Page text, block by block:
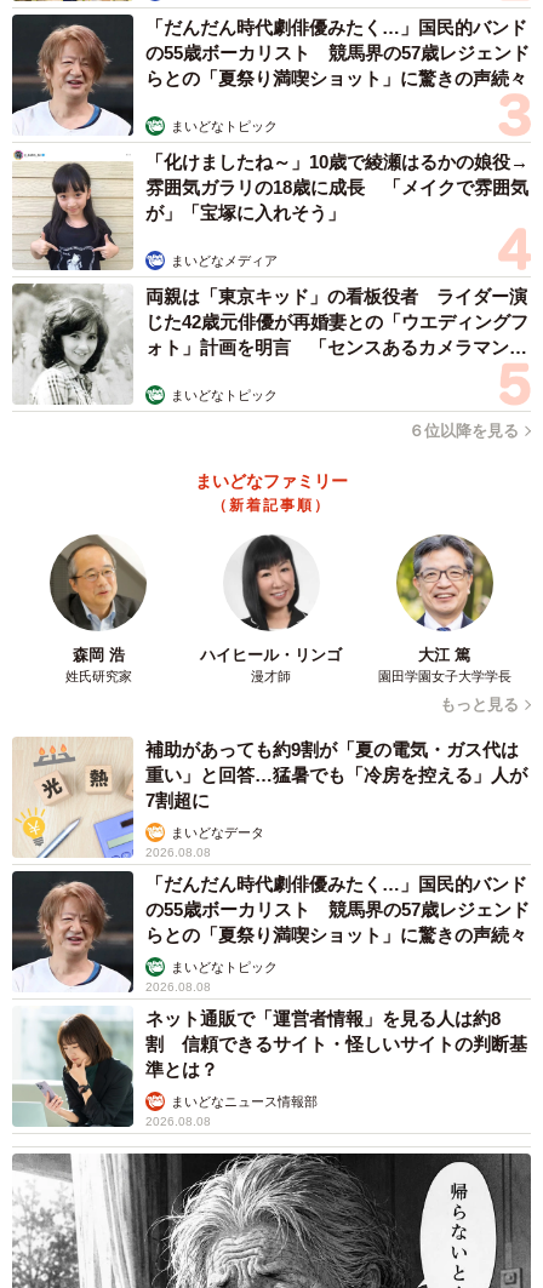
「だんだん時代劇俳優みたく…」国民的バンド
の55歳ボーカリスト 競馬界の57歳レジェンド
らとの「夏祭り満喫ショット」に驚きの声続々
まいどなトピック
「化けましたね～」10歳で綾瀬はるかの娘役→
雰囲気ガラリの18歳に成長 「メイクで雰囲気
が」「宝塚に入れそう」
まいどなメディア
両親は「東京キッド」の看板役者 ライダー演
じた42歳元俳優が再婚妻との「ウエディングフ
ォト」計画を明言 「センスあるカメラマン求
まいどなトピック
６位以降を見る
まいどなファミリー
（新着記事順）
森岡 浩
姓氏研究家
ハイヒール・リンゴ
漫才師
大江 篤
園田学園女子大学学長
もっと見る
補助があっても約9割が「夏の電気・ガス代は
重い」と回答…猛暑でも「冷房を控える」人が
7割超に
まいどなデータ
2026.08.08
「だんだん時代劇俳優みたく…」国民的バンド
の55歳ボーカリスト 競馬界の57歳レジェンド
らとの「夏祭り満喫ショット」に驚きの声続々
まいどなトピック
2026.08.08
ネット通販で「運営者情報」を見る人は約8
割 信頼できるサイト・怪しいサイトの判断基
準とは？
まいどなニュース情報部
2026.08.08